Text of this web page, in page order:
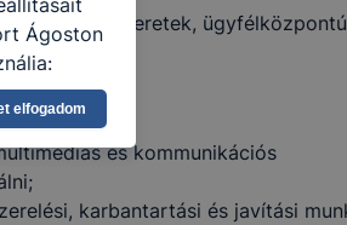
hálózati ismeretek, ügyfélközpontú
készség.
és kommunikációs
karbantartási és javítási
Ágoston
-annak
ha
hogyan
a cookie-k
elfogadom